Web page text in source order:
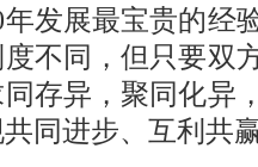
年发展最宝贵的经
不同，但只要双
存异，聚同化异
同进步、互利共